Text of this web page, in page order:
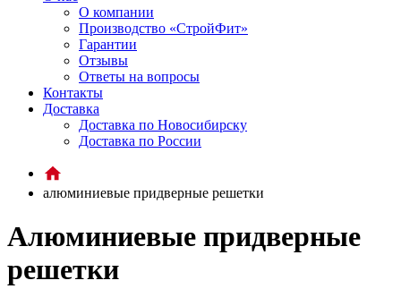
О компании
Производство «СтройФит»
Гарантии
Отзывы
Ответы на вопросы
Контакты
Доставка
Доставка по Новосибирску
Доставка по России
алюминиевые придверные решетки
Алюминиевые придверные
решетки